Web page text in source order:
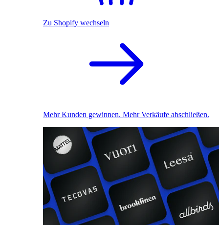
Zu Shopify wechseln
Mehr Kunden gewinnen. Mehr Verkäufe abschließen.